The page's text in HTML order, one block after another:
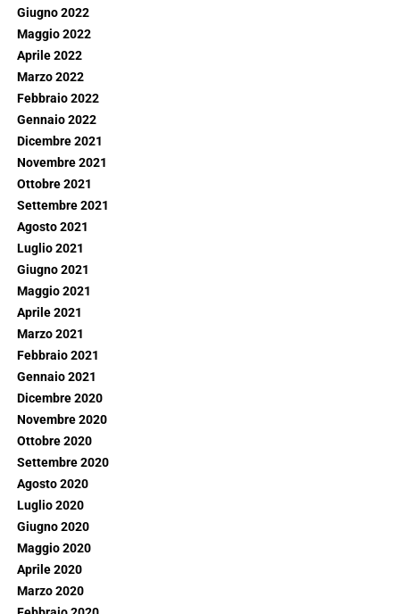
Giugno 2022
Maggio 2022
Aprile 2022
Marzo 2022
Febbraio 2022
Gennaio 2022
Dicembre 2021
Novembre 2021
Ottobre 2021
Settembre 2021
Agosto 2021
Luglio 2021
Giugno 2021
Maggio 2021
Aprile 2021
Marzo 2021
Febbraio 2021
Gennaio 2021
Dicembre 2020
Novembre 2020
Ottobre 2020
Settembre 2020
Agosto 2020
Luglio 2020
Giugno 2020
Maggio 2020
Aprile 2020
Marzo 2020